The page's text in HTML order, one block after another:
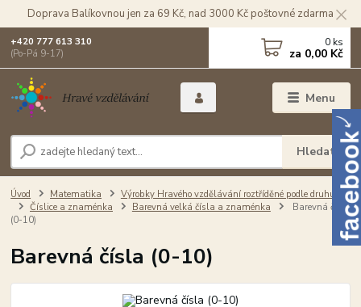
Doprava Balíkovnou jen za 69 Kč, nad 3000 Kč poštovné zdarma
Menu
Hledat
+420 777 613 310
(Po-Pá 9-17)
0 ks
za 0,00 Kč
Úvod Matematika
Výrobky Hravého vzdělávání roztříděné podle druhu
Číslice a znaménka
Barevná velká čísla a znaménka
Barevná čísla
(0-10)
Barevná čísla (0-10)